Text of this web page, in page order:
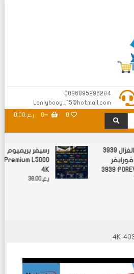
0096895296284
Lonlybooy_15@hotmail.com
0
0 ر.ع.0.00
رسيفر بريميوم
Premium L5000
4K
ر.ع.38.00
رسيفر الغزال 3939
فورايفر GAZAL
3939